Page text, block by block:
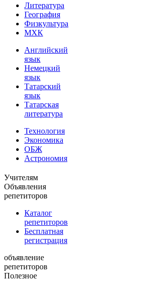
Литература
География
Физкультура
МХК
Английский
язык
Немецкий
язык
Татарский
язык
Татарская
литература
Технология
Экономика
ОБЖ
Астрономия
Учителям
Объявления
репетиторов
Каталог
репетиторов
Бесплатная
регистрация
объявление
репетиторов
Полезное